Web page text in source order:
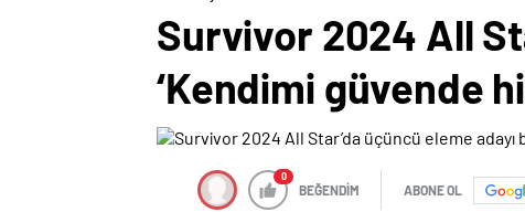
Survivor 2024 All
‘Kendimi güvende
0
BEĞENDİM ABONE OL